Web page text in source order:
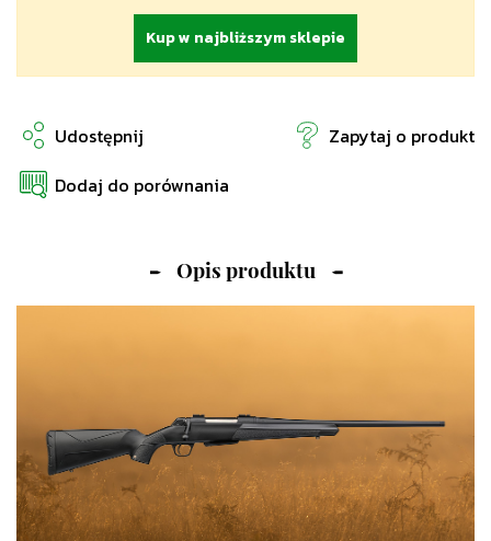
Kup w najbliższym sklepie
Udostępnij
Zapytaj o produkt
Dodaj do porównania
Opis produktu